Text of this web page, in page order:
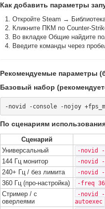
Как добавить параметры
Откройте Steam →
Кликните ПКМ по Counter-
Во вкладке Общие найдите
Введите команды через
Рекомендуемые параметры
Базовый набор
По сценариям
Сценарий
Универсальный
-novid -
144 Гц монитор -novid -
240+ Гц / без лимита -novid -
360 Гц (про-настройка) -freq
Стример / с
оверлеями
-novid
autoexec